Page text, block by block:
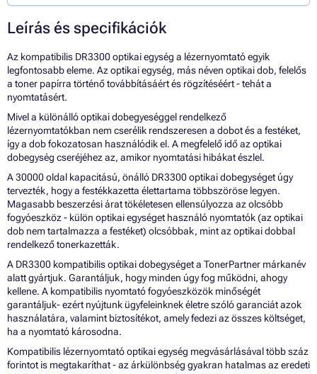
Leírás és specifikációk
Az kompatibilis DR3300 optikai egység a lézernyomtató egyik
legfontosabb eleme. Az optikai egység, más néven optikai dob, felelős
a toner papírra történő továbbításáért és rögzítéséért - tehát a
nyomtatásért.
Mivel a különálló optikai dobegyeséggel rendelkező
lézernyomtatókban nem cserélik rendszeresen a dobot és a festéket,
így a dob fokozatosan használódik el. A megfelelő idő az optikai
dobegység cseréjéhez az, amikor nyomtatási hibákat észlel.
A 30000 oldal kapacitású, önálló DR3300 optikai dobegységet úgy
tervezték, hogy a festékkazetta élettartama többszöröse legyen.
Magasabb beszerzési árat tökéletesen ellensúlyozza az olcsóbb
fogyóeszköz - külön optikai egységet használó nyomtatók (az optikai
dob nem tartalmazza a festéket) olcsóbbak, mint az optikai dobbal
rendelkező tonerkazetták.
A DR3300 kompatibilis optikai dobegységet a TonerPartner márkanév
alatt gyártjuk. Garantáljuk, hogy minden úgy fog működni, ahogy
kellene. A kompatibilis nyomtató fogyóeszközök minőségét
garantáljuk- ezért nyújtunk ügyfeleinknek életre szóló garanciát azok
használatára, valamint biztosítékot, amely fedezi az összes költséget,
ha a nyomtató károsodna.
Kompatibilis lézernyomtató optikai egység megvásárlásával több száz
forintot is megtakaríthat - az árkülönbség gyakran hatalmas az eredeti